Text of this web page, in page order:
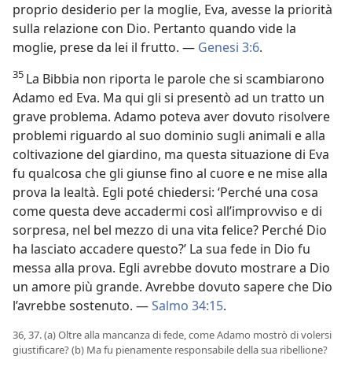
proprio desiderio per la moglie, Eva, avesse la priorità
sulla relazione con Dio. Pertanto quando vide la
moglie, prese da lei il frutto. — Genesi 3:6.
35 La Bibbia non riporta le parole che si scambiarono
Adamo ed Eva. Ma qui gli si presentò ad un tratto un
grave problema. Adamo poteva aver dovuto risolvere
problemi riguardo al suo dominio sugli animali e alla
coltivazione del giardino, ma questa situazione di Eva
fu qualcosa che gli giunse fino al cuore e ne mise alla
prova la lealtà. Egli poté chiedersi: ‘Perché una cosa
come questa deve accadermi così all’improvviso e di
sorpresa, nel bel mezzo di una vita felice? Perché Dio
ha lasciato accadere questo?’ La sua fede in Dio fu
messa alla prova. Egli avrebbe dovuto mostrare a Dio
un amore più grande. Avrebbe dovuto sapere che Dio
l’avrebbe sostenuto. —Salmo 34:15.
36, 37. (a) Oltre alla mancanza di fede, come Adamo mostrò di volersi
giustificare? (b) Ma fu pienamente responsabile della sua ribellione?